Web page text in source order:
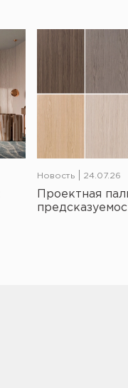
Новость 24.07.26
Проектная